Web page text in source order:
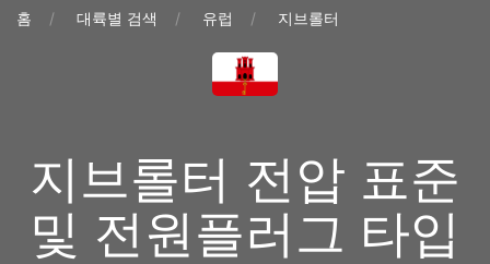
홈 대륙별 검색 유럽 지브롤터
지브롤터 전압 표준
및 전원플러그 타입